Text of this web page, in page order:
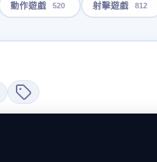
動作遊戲 520 射擊遊戲 812